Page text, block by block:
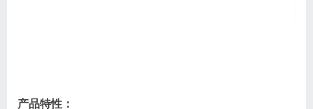
产品特性：